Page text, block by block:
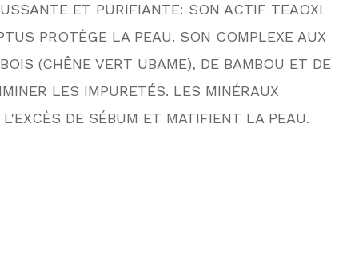
ET PURIFIANTE: SON ACTIF TEAOXI
PROTÈGE LA PEAU. SON COMPLEXE AUX
(CHÊNE VERT UBAME), DE BAMBOU ET DE
LES IMPURETÉS. LES MINÉRAUX
L'EXCÈS DE SÉBUM ET MATIFIENT LA PEAU.